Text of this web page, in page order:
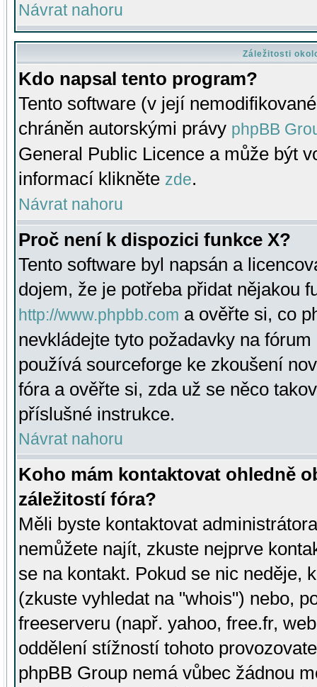
Návrat nahoru
Záležitosti
Kdo napsal tento program?
Tento software (v její
chráněn autorskými právy phpBB
General Public Licence a může být
informací klikněte zde.
Návrat nahoru
Proč není k dispozici funkce X?
Tento software byl napsán a
dojem, že je potřeba přidat nějakou
http://www.phpbb.com a ověřte si, co
nevkládejte tyto požadavky na
používá sourceforge ke zkoušení
fóra a ověřte si, zda už se něco
příslušné instrukce.
Návrat nahoru
Koho mám kontaktovat ohledně
záležitostí fóra?
Měli byste kontaktovat
nemůžete najít, zkuste nejprve
se na kontakt. Pokud se nic neděje,
(zkuste vyhledat na "whois") nebo,
freeserveru (např. yahoo, free.fr,
oddělení stížností tohoto
phpBB Group nemá vůbec žádnou